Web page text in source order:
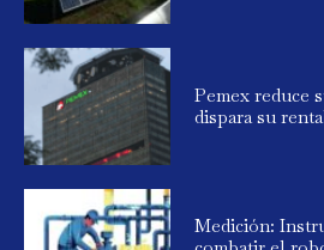
Pemex reduce
dispara su
Medición: